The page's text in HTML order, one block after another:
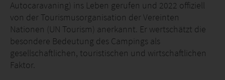
Autocaravaning) ins Leben gerufen und 2022 offiziell
von der Tourismusorganisation der Vereinten
Nationen (UN Tourism) anerkannt. Er wertschätzt die
besondere Bedeutung des Campings als
gesellschaftlichen, touristischen und wirtschaftlichen
Faktor.